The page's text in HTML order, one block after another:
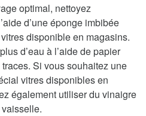
optimal, nettoyez
d’une éponge imbibée
disponible en magasins.
d’eau à l’aide de papier
Si vous souhaitez une
vitres disponibles en
également utiliser du vinaigre